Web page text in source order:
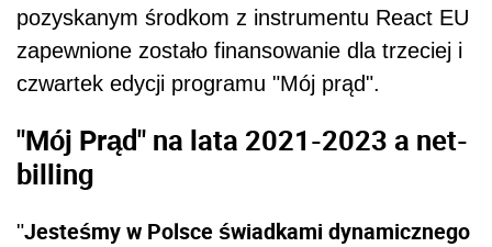
pozyskanym środkom z instrumentu React EU
zapewnione zostało finansowanie dla trzeciej i
czwartek edycji programu "Mój prąd".
"Mój Prąd" na lata 2021-2023 a net-
billing
"Jesteśmy w Polsce świadkami dynamicznego